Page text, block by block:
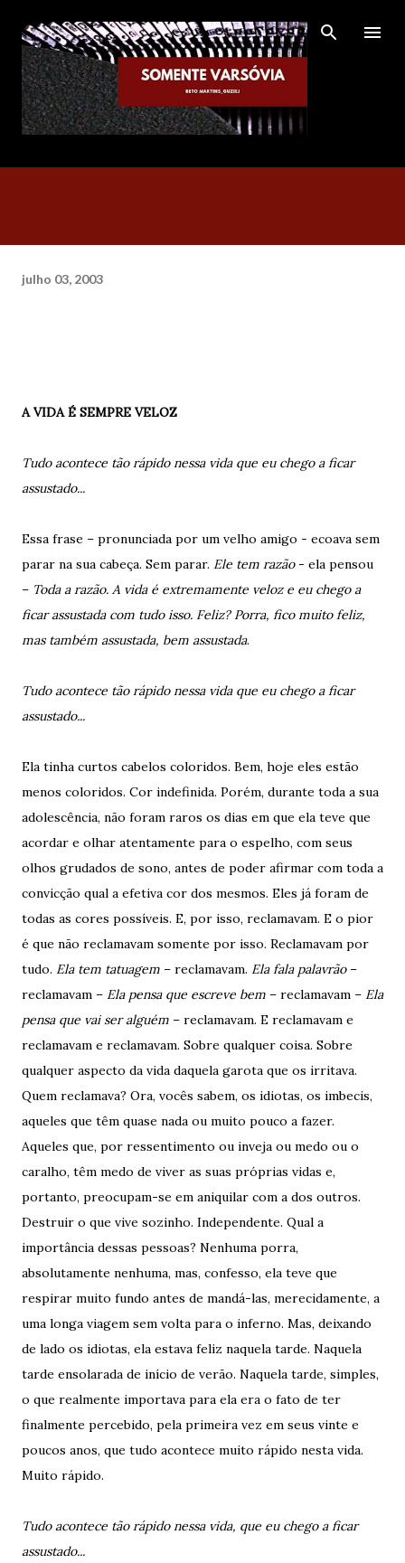
Pular para o conteúdo principal
julho 03, 2003
A VIDA É SEMPRE VELOZ
Tudo acontece tão rápido nessa vida que eu chego a ficar
assustado...
Essa frase – pronunciada por um velho amigo - ecoava sem
parar na sua cabeça. Sem parar. Ele tem razão- ela pensou
– Toda a razão. A vida é extremamente veloz e eu chego a
ficar assustada com tudo isso. Feliz? Porra, fico muito feliz,
mas também assustada, bem assustada.
Tudo acontece tão rápido nessa vida que eu chego a ficar
assustado...
Ela tinha curtos cabelos coloridos. Bem, hoje eles estão
menos coloridos. Cor indefinida. Porém, durante toda a sua
adolescência, não foram raros os dias em que ela teve que
acordar e olhar atentamente para o espelho, com seus
olhos grudados de sono, antes de poder afirmar com toda a
convicção qual a efetiva cor dos mesmos. Eles já foram de
todas as cores possíveis. E, por isso, reclamavam. E o pior
é que não reclamavam somente por isso. Reclamavam por
tudo. Ela tem tatuagem – reclamavam. Ela fala palavrão–
reclamavam – Ela pensa que escreve bem – reclamavam – Ela
pensa que vai ser alguém – reclamavam. E reclamavam e
reclamavam e reclamavam. Sobre qualquer coisa. Sobre
qualquer aspecto da vida daquela garota que os irritava.
Quem reclamava? Ora, vocês sabem, os idiotas, os imbecis,
aqueles que têm quase nada ou muito pouco a fazer.
Aqueles que, por ressentimento ou inveja ou medo ou o
caralho, têm medo de viver as suas próprias vidas e,
portanto, preocupam-se em aniquilar com a dos outros.
Destruir o que vive sozinho. Independente. Qual a
importância dessas pessoas? Nenhuma porra,
absolutamente nenhuma, mas, confesso, ela teve que
respirar muito fundo antes de mandá-las, merecidamente, a
uma longa viagem sem volta para o inferno. Mas, deixando
de lado os idiotas, ela estava feliz naquela tarde. Naquela
tarde ensolarada de início de verão. Naquela tarde, simples,
o que realmente importava para ela era o fato de ter
finalmente percebido, pela primeira vez em seus vinte e
poucos anos, que tudo acontece muito rápido nesta vida.
Muito rápido.
Tudo acontece tão rápido nessa vida, que eu chego a ficar
assustado...